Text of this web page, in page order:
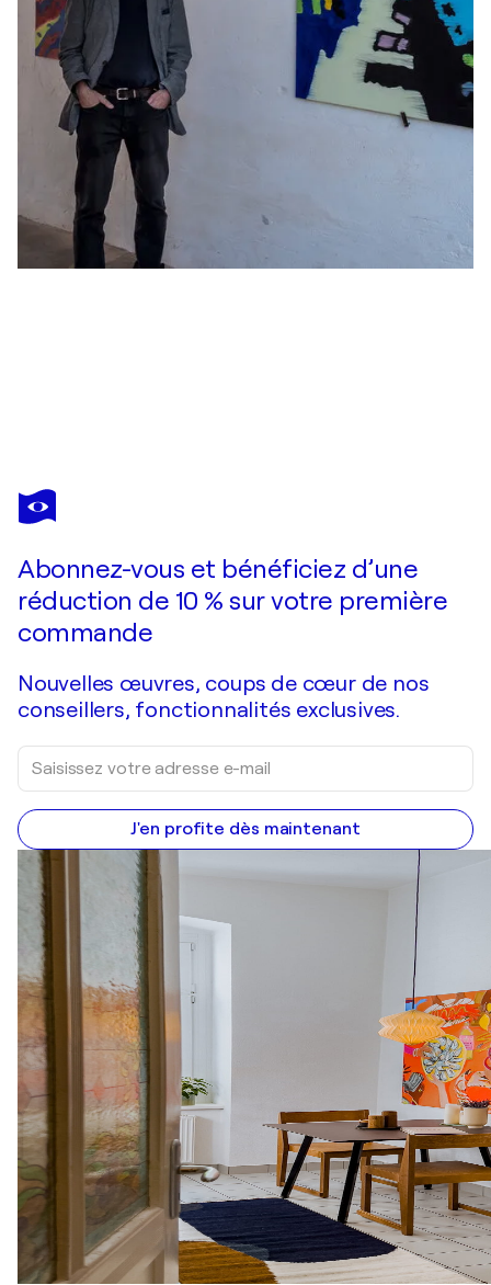
ANANDO ARNOLD
Ice cream on the beach
Abonnez-vous et bénéficiez d’une
réduction de 10 % sur votre première
commande
Nouvelles œuvres, coups de cœur de nos
conseillers, fonctionnalités exclusives.
J'en profite dès maintenant